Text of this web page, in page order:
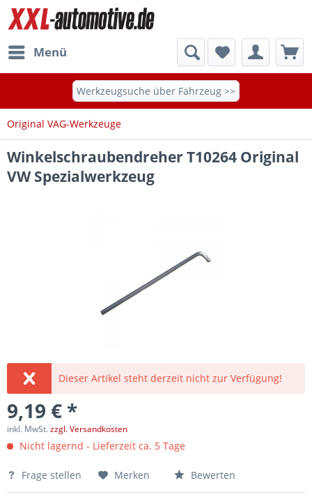
Menü
Werkzeugsuche über Fahrzeug >>
Original VAG-Werkzeuge
Winkelschraubendreher T10264 Original
VW Spezialwerkzeug
Dieser Artikel steht derzeit nicht zur Verfügung!
9,19 € *
inkl. MwSt.zzgl. Versandkosten
Nicht lagernd - Lieferzeit ca. 5 Tage
Frage stellen Merken Bewerten